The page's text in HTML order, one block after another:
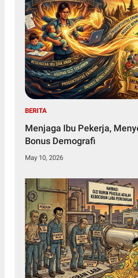
BERITA
Menjaga Ibu Pekerja,
Bonus Demografi
May 10, 2026